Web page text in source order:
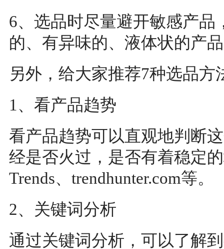
6、选品时尽量避开敏感产
的、有异味的、液体状的产品
另外，给大家推荐7种选品方
1、看产品趋势
看产品趋势可以直观地判断
经是否火过，是否有着稳定
Trends、trendhunter.com等。
2、关键词分析
通过关键词分析，可以了解